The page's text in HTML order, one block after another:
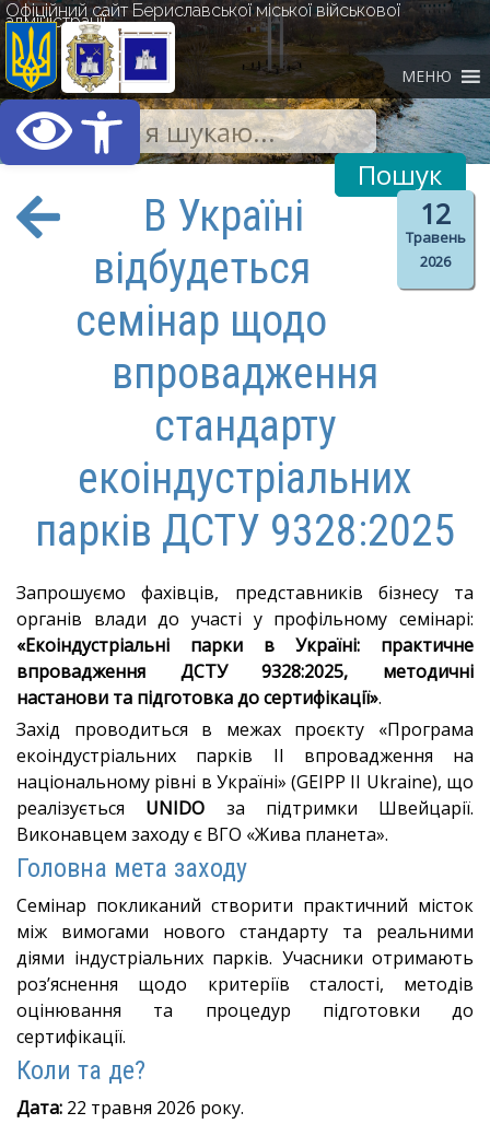
Відкрити Панель
Офіційний сайт Бериславської міської військової
адміністрації
МЕНЮ
12
Травень
2026
В Україні
відбудеться
семінар щодо
впровадження
стандарту
екоіндустріальних
парків ДСТУ 9328:2025
Запрошуємо фахівців, представників бізнесу та
органів влади до участі у профільному семінарі:
«Екоіндустріальні парки в Україні: практичне
впровадження ДСТУ 9328:2025, методичні
настанови та підготовка до сертифікації».
Захід проводиться в межах проєкту «Програма
екоіндустріальних парків ІІ впровадження на
національному рівні в Україні» (GEIPP II Ukraine), що
реалізується UNIDO за підтримки Швейцарії.
Виконавцем заходу є ВГО «Жива планета».
Головна мета заходу
Семінар покликаний створити практичний місток
між вимогами нового стандарту та реальними
діями індустріальних парків. Учасники отримають
роз’яснення щодо критеріїв сталості, методів
оцінювання та процедур підготовки до
сертифікації.
Коли та де?
Дата: 22 травня 2026 року.